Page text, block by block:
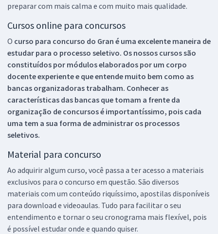
preparar com mais calma e com muito mais qualidade.
Cursos online para concursos
O curso para concurso do Gran é uma excelente maneira de
estudar para o processo seletivo. Os nossos cursos são
constituídos por módulos elaborados por um corpo
docente experiente e que entende muito bem como as
bancas organizadoras trabalham. Conhecer as
características das bancas que tomam a frente da
organização de concursos é importantíssimo, pois cada
uma tem a sua forma de administrar os processos
seletivos.
Material para concurso
Ao adquirir algum curso, você passa a ter acesso a materiais
exclusivos para o concurso em questão. São diversos
materiais com um conteúdo riquíssimo, apostilas disponíveis
para download e videoaulas. Tudo para facilitar o seu
entendimento e tornar o seu cronograma mais flexível, pois
é possível estudar onde e quando quiser.